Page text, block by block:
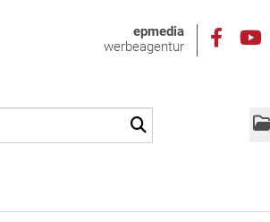
epmedia
werbeagentur